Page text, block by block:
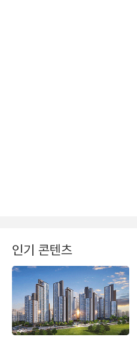
인기 콘텐츠